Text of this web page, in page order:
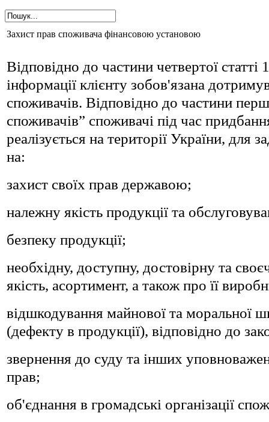
Захист прав споживача фінансовою установою
Відповідно до частини четвертої
інформації клієнту зобов'язана
споживачів. Відповідно до частини
споживачів” споживачі під час
реалізується на території України,
на:
захист своїх прав державою;
належну якість продукції та
безпеку продукції;
необхідну, доступну, достовірну та
якість, асортимент, а також про її
відшкодування майнової та моральної
(дефекту в продукції), відповідно до
звернення до суду та інших
прав;
об'єднання в громадські організації